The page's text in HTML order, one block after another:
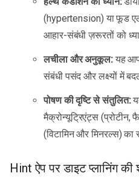
(hypertension) या फूड
आहार-संबंधी ज़रूरतों को
लचीला और अनुकूल:यह
संबंधी पसंद और लक्ष्यों में
पोषण की दृष्टि से संतुलित:
मैक्रोन्यूट्रिएंट्स (प्रोटीन,
(विटामिन और मिनरल्स)
Hint ऐप पर डाइट प्लानिंग